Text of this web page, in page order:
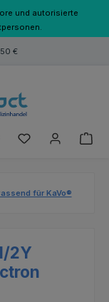
und autorisierte
€
Du hast 0
für KaVo®
2Y